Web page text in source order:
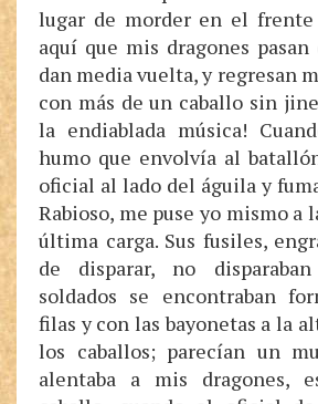
lugar de morder en el frente
aquí que mis dragones
dan media vuelta, y regresan
con más de un caballo sin
la endiablada música!
humo que envolvía al
oficial al lado del águila y
Rabioso, me puse yo mismo a
última carga. Sus fusiles,
de disparar, no
soldados se encontraban
filas y con las bayonetas a la
los caballos; parecían un
alentaba a mis dragones,